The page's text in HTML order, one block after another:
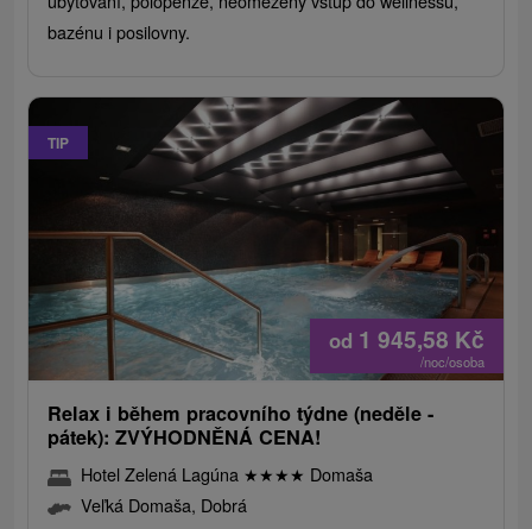
bazénu i posilovny.
TIP
od 1 945,58 Kč
/noc/osoba
Relax i během pracovního týdne (neděle -
pátek): ZVÝHODNĚNÁ CENA!
Hotel Zelená Lagúna ★★★★ Domaša
Veľká Domaša, Dobrá